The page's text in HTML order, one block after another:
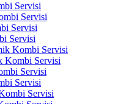
Servisi
Servisi
Servisi
Servisi
Kombi Servisi
Kombi Servisi
Servisi
Servisi
Servisi